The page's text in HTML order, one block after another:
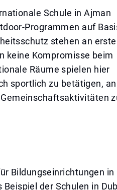
Schule in Ajman
Programmen auf
stehen an
keine Kompromisse beim
Räume spielen hier
sportlich zu betätigen, an
Bildungseinrichtungen in
der Schulen in